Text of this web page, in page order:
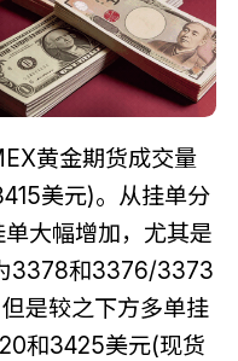
黄金期货成交量
美元)。从挂单分
大幅增加，尤其是
3378和3376/3373
是较之下方多单挂
和3425美元(现货